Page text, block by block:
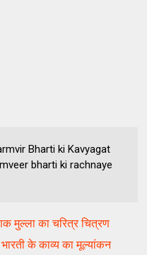
Bharti ki Kavyagat
bharti ki rachnaye
मुल्ला का चरित्र चित्रण
के काव्य का मूल्यांकन